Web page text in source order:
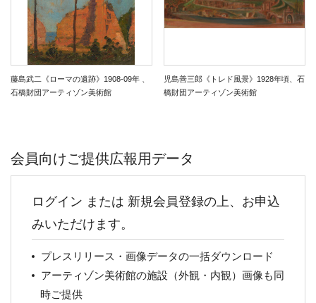
藤島武二《ローマの遺跡》1908-09年 、
石橋財団アーティゾン美術館
児島善三郎《トレド風景》1928年頃、石
橋財団アーティゾン美術館
会員向けご提供広報用データ
ログイン または 新規会員登録の上、お申込
みいただけます。
プレスリリース・画像データの一括ダウンロード
アーティゾン美術館の施設（外観・内観）画像も同
時ご提供